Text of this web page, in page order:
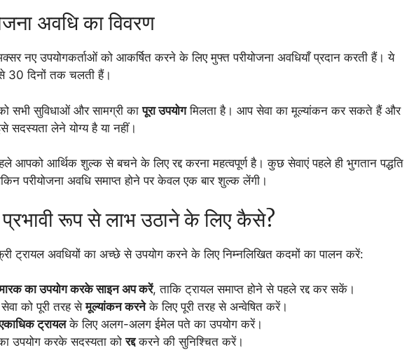
अवधि का विवरण
नए उपयोगकर्ताओं को आकर्षित करने के लिए मुफ्त परीयोजना अवधियाँ प्रदान करती हैं। ये
30 दिनों तक चलती हैं।
सभी सुविधाओं और सामग्री कापूरा उपयोगमिलता है। आप सेवा का मूल्यांकन कर सकते हैं और
लेने योग्य है या नहीं।
आपको आर्थिक शुल्क से बचने के लिए रद्द करना महत्वपूर्ण है। कुछ सेवाएं पहले ही भुगतान पद्धति
परीयोजना अवधि समाप्त होने पर केवल एक बार शुल्क लेंगी।
प्रभावी रूप से लाभ उठाने के लिए कैसे?
ट्रायल अवधियों का अच्छे से उपयोग करने के लिए निम्नलिखित कदमों का पालन करें:
का उपयोग करके साइन अप करें, ताकि ट्रायल समाप्त होने से पहले रद्द कर सकें।
को पूरी तरह सेमूल्यांकन करनेके लिए पूरी तरह से अन्वेषित करें।
ट्रायलके लिए अलग-अलग ईमेल पते का उपयोग करें।
का उपयोग करके सदस्यता कोरद्दकरने की सुनिश्चित करें।